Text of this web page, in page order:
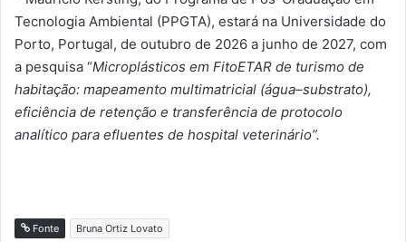
Tecnologia Ambiental (PPGTA), estará na Universidade do
Porto, Portugal, de outubro de 2026 a junho de 2027, com
a pesquisa “Microplásticos em FitoETAR de turismo de
habitação: mapeamento multimatricial (água–substrato),
eficiência de retenção e transferência de protocolo
analítico para efluentes de hospital veterinário”.
Fonte Bruna Ortiz Lovato